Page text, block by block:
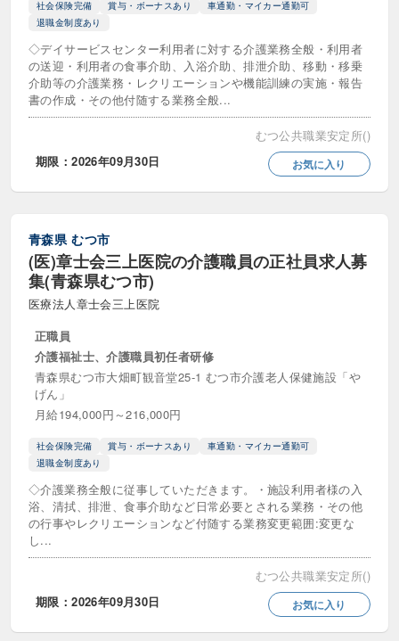
社会保険完備 賞与・ボーナスあり
車通勤・マイカー通勤可
退職金制度あり
◇デイサービスセンター利用者に対する介護業務全般・利用者
の送迎・利用者の食事介助、入浴介助、排泄介助、移動・移乗
介助等の介護業務・レクリエーションや機能訓練の実施・報告
書の作成・その他付随する業務全般...
むつ公共職業安定所()
期限：2026年09月30日
お気に入り
青森県 むつ市
(医)章士会三上医院の介護職員の正社員求人募
集(青森県むつ市)
医療法人章士会三上医院
正職員
介護福祉士、介護職員初任者研修
青森県むつ市大畑町観音堂25-1 むつ市介護老人保健施設「や
げん」
月給194,000円～216,000円
社会保険完備 賞与・ボーナスあり
車通勤・マイカー通勤可
退職金制度あり
◇介護業務全般に従事していただきます。・施設利用者様の入
浴、清拭、排泄、食事介助など日常必要とされる業務・その他
の行事やレクリエーションなど付随する業務変更範囲:変更な
し...
むつ公共職業安定所()
期限：2026年09月30日
お気に入り